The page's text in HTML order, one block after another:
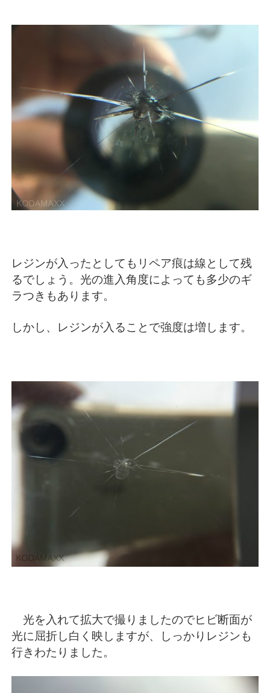
レジンが入ったとしてもリペア痕は線として残
るでしょう。光の進入角度によっても多少のギ
ラつきもあります。
しかし、レジンが入ることで強度は増します。
光を入れて拡大で撮りましたのでヒビ断面が
光に屈折し白く映しますが、しっかりレジンも
行きわたりました。